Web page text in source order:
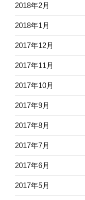
2018年2月
2018年1月
2017年12月
2017年11月
2017年10月
2017年9月
2017年8月
2017年7月
2017年6月
2017年5月